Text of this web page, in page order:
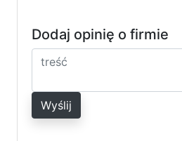
Dodaj opinię o firmie
Wyślij